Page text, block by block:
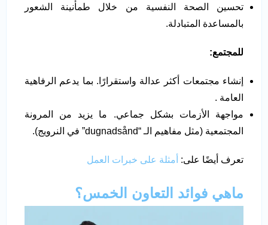
تحسين الصحة النفسية من خلال طمأنينة الشعور
بالمساعدة المتبادلة.
للمجتمع:
إنشاء مجتمعات أكثر عدالة واستقرارًا. بما يدعم الرفاهية
العامة .
مواجهة الأزمات بشكل جماعي. ما يزيد من المرونة
المجتمعية (مثل مفاهيم الـ “dugnadsånd” في النرويج).
تعرف أيضًا على: أمثلة على خبرات العمل
ماهي فوائد التعاون الخمس؟